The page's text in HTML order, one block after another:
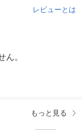
レビューとは
ん。
もっと見る